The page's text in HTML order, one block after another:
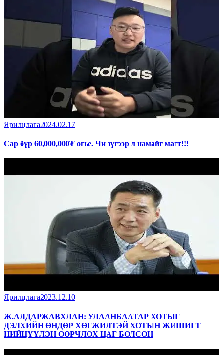
Ярилцлага2024.02.17
Сар бүр 60,000,000₮ өгье. Чи зүгээр л намайг магт!!!
Ярилцлага2023.12.10
Ж.АЛДАРЖАВХЛАН: УЛААНБААТАР ХОТЫГ
ДЭЛХИЙН ӨНДӨР ХӨГЖИЛТЭЙ ХОТЫН ЖИШИГТ
НИЙЦҮҮЛЭН ӨӨРЧЛӨХ ЦАГ БОЛСОН